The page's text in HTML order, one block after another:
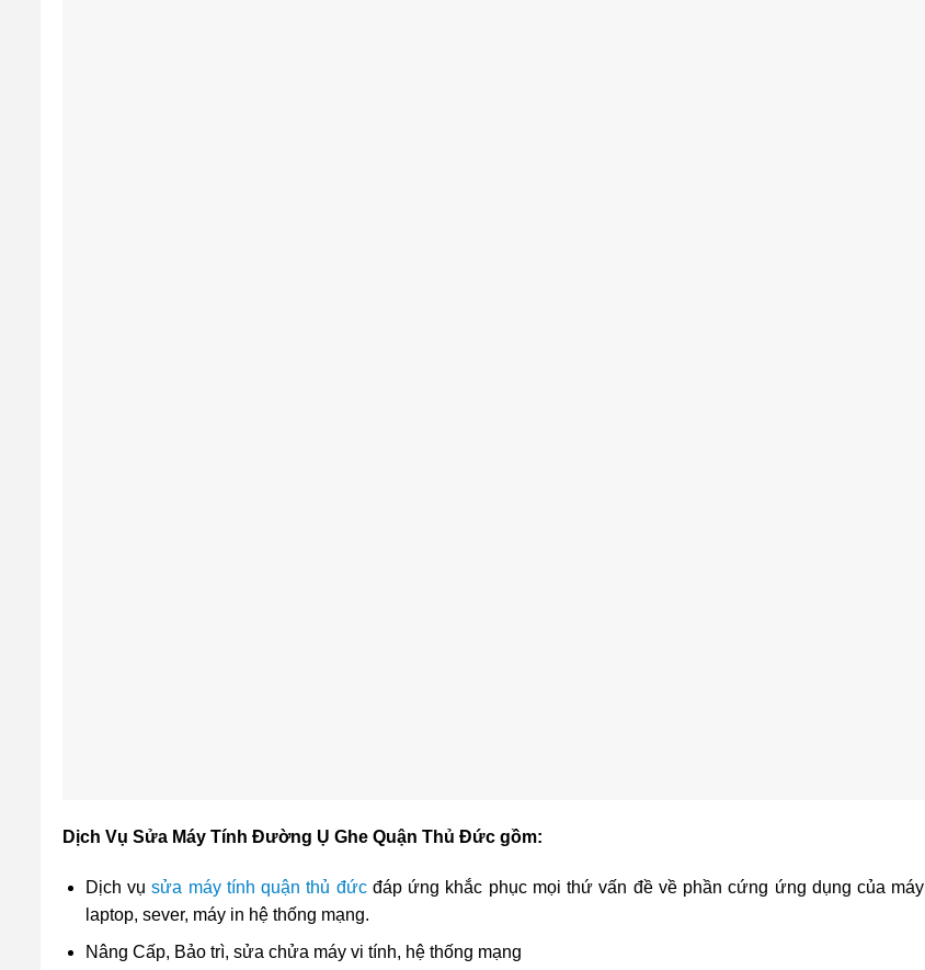
Dịch Vụ Sửa Máy Tính Đường Ụ Ghe Quận Thủ Đức gồm:
Dịch vụsửa máy tính quận thủ đứcđáp ứng khắc phục mọi thứ vấn đề về phần cứng ứng dụng của
laptop, sever, máy in hệ thống mạng.
Nâng Cấp, Bảo trì, sửa chửa máy vi tính, hệ thống mạng